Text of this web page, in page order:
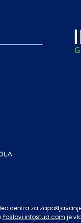
centra za
Poslovi.infostud.com je